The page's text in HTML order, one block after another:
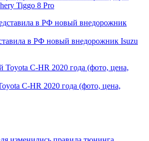
Tiggo 8 Pro
в РФ новый внедорожник Isuzu
C-HR 2020 года (фото, цена,